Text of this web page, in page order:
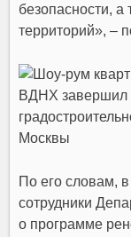
безопасности, а
территорий», –
По его словам,
сотрудники
о программе